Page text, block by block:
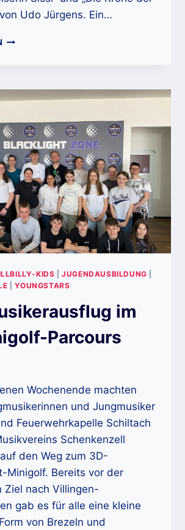
Udo Jürgens. Ein…
EINLADUNG
15.11.2025
KIDS |JUGENDAUSBILDUNG
|YOUNGSTARS
im
Parcours
Wochenende machten
und Jungmusiker
Feuerwehrkapelle Schiltach
Schenkenzell
den Weg zum 3D-
Minigolf. Bereits vor der
Ziel nach Villingen-
gab es für alle eine kleine
von Brezeln und